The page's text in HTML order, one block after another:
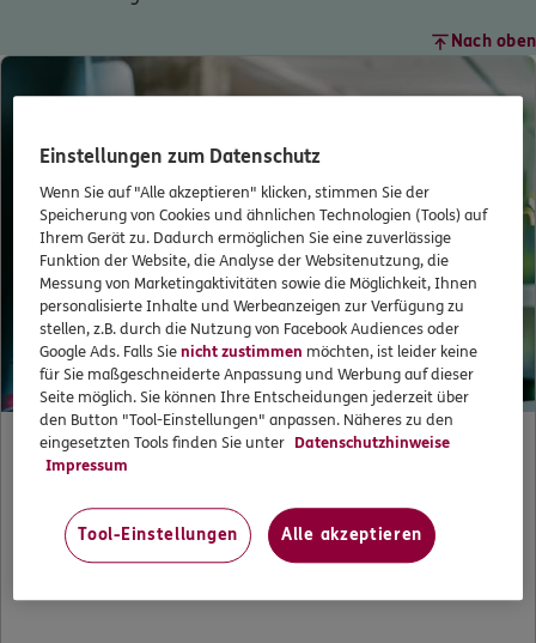
Nach oben
ERGO aktiv mitgestalten
Einstellungen zum Datenschutz
Wenn Sie auf "Alle akzeptieren" klicken, stimmen Sie der
Speicherung von Cookies und ähnlichen Technologien (Tools) auf
Ihrem Gerät zu. Dadurch ermöglichen Sie eine zuverlässige
Funktion der Website, die Analyse der Websitenutzung, die
Messung von Marketingaktivitäten sowie die Möglichkeit, Ihnen
personalisierte Inhalte und Werbeanzeigen zur Verfügung zu
stellen, z.B. durch die Nutzung von Facebook Audiences oder
Google Ads. Falls Sienicht zustimmen möchten, ist leider keine
für Sie maßgeschneiderte Anpassung und Werbung auf dieser
Seite möglich. Sie können Ihre Entscheidungen jederzeit über
den Button "Tool-Einstellungen" anpassen. Näheres zu den
eingesetzten Tools finden Sie unter Datenschutzhinweise
Impressum
Tool-Einstellungen Alle akzeptieren